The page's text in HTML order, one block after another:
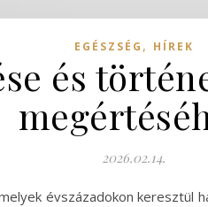
EGÉSZSÉG , HÍREK
és
2026.02.14.
évszázadokon keresztül